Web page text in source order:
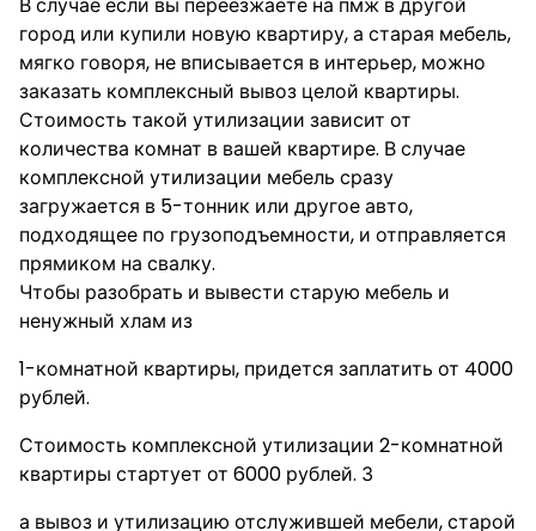
город или купили новую квартиру, а старая мебель,
мягко говоря, не вписывается в интерьер, можно
заказать комплексный вывоз целой квартиры.
Стоимость такой утилизации зависит от
количества комнат в вашей квартире. В случае
комплексной утилизации мебель сразу
загружается в 5-тонник или другое авто,
подходящее по грузоподъемности, и отправляется
прямиком на свалку.
Чтобы разобрать и вывести старую мебель и
ненужный хлам из
1-комнатной квартиры, придется заплатить от 4000
рублей.
Стоимость комплексной утилизации 2-комнатной
квартиры стартует от 6000 рублей. З
а вывоз и утилизацию отслужившей мебели, старой